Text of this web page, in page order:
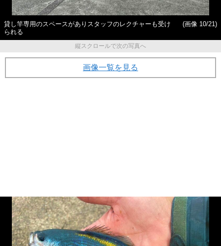
貸し竿専用のスペースがありスタッフのレクチャーも受け
られる
(画像 10/21)
縦スクロールで次の写真へ
画像一覧を見る